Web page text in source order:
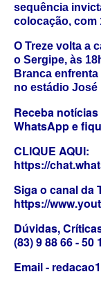
sequência
colocação, com
O Treze volta a
o Sergipe, às
Branca
no estádio José
Receba
WhatsApp e
CLIQUE AQUI:
https://
Siga o canal da
https://
Dúvidas,
(83) 9 88 66 - 50
Email -